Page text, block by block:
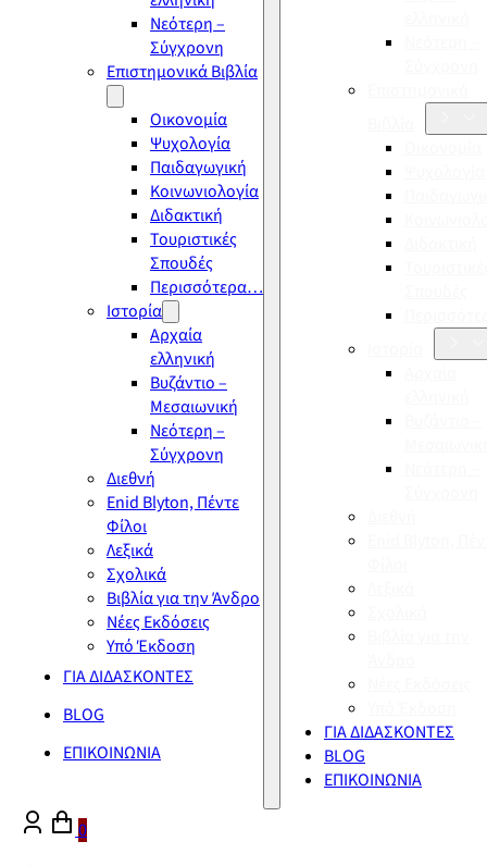
Νεότερη –
Σύγχρονη
Επιστημονικά Βιβλία
Οικονομία
Ψυχολογία
Παιδαγωγική
Κοινωνιολογία
Διδακτική
Τουριστικές
Σπουδές
Περισσότερα…
Ιστορία
Αρχαία
ελληνική
Βυζάντιο –
Μεσαιωνική
Νεότερη –
Σύγχρονη
Διεθνή
Enid Blyton, Πέντε
Φίλοι
Λεξικά
Σχολικά
Βιβλία για την Άνδρο
Νέες Εκδόσεις
Υπό Έκδοση
ΓΙΑ ΔΙΔΑΣΚΟΝΤΕΣ
BLOG
ΕΠΙΚΟΙΝΩΝΙΑ
ΓΙΑ ΔΙΔΑΣΚΟΝΤΕΣ
BLOG
ΕΠΙΚΟΙΝΩΝΙΑ
0